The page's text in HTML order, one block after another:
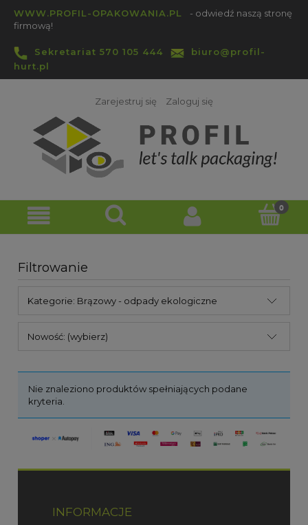
WWW.PROFIL-OPAKOWANIA.PL
- odwiedź naszą stronę
firmową!
Sekretariat 570 105 444
biuro@profil-
hurt.pl
Zarejestruj się Zaloguj się
Filtrowanie
Kategorie: Brązowy - odpady ekologiczne
Nowość: (wybierz)
Nie znaleziono produktów spełniających podane
kryteria.
INFORMACJE